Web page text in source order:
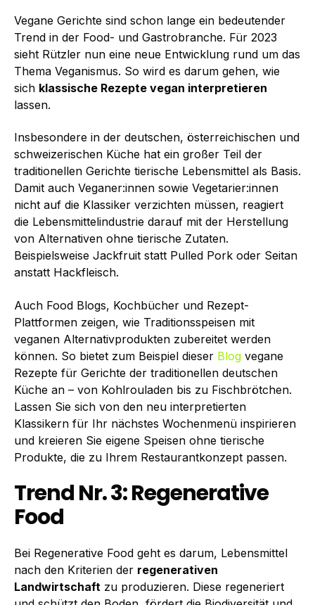
Vegane Gerichte sind schon lange ein bedeutender
Trend in der Food- und Gastro­branche. Für 2023
sieht Rützler nun eine neue Entwicklung rund um das
Thema Veganismus. So wird es darum gehen, wie
sich klassische Rezepte vegan interpretieren
lassen.
Insbesondere in der deutschen, österreichischen und
schweizerischen Küche hat ein großer Teil der
traditionellen Gerichte tierische Lebensmittel als Basis.
Damit auch Veganer:innen sowie Vegetarier:innen
nicht auf die Klassiker verzichten müssen, reagiert
die Lebensmittelindustrie darauf mit der Herstellung
von Alternativen ohne tierische Zutaten.
Beispielsweise Jackfruit statt Pulled Pork oder Seitan
anstatt Hackfleisch.
Auch Food Blogs, Kochbücher und Rezept-
Plattformen zeigen, wie Traditionsspeisen mit
veganen Alternativprodukten zubereitet werden
können. So bietet zum Beispiel dieser Blog vegane
Rezepte für Gerichte der traditionellen deutschen
Küche an – von Kohl­rouladen bis zu Fischbrötchen.
Lassen Sie sich von den neu interpretierten
Klassikern für Ihr nächstes Wochenmenü inspirieren
und kreieren Sie eigene Speisen ohne tierische
Produkte, die zu Ihrem Restaurantkonzept passen.
Trend Nr. 3: Regenerative
Food
Bei Regenerative Food geht es darum, Lebensmittel
nach den Kriterien der regenera­tiven
Landwirtschaft zu produzieren. Diese regeneriert